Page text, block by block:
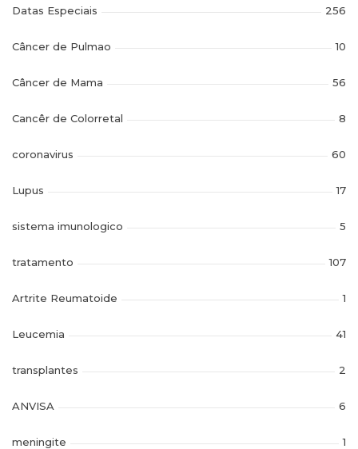
Datas Especiais 256
Câncer de Pulmao 10
Câncer de Mama 56
Cancêr de Colorretal 8
coronavirus 60
Lupus 17
sistema imunologico 5
tratamento 107
Artrite Reumatoide 1
Leucemia 41
transplantes 2
ANVISA 6
meningite 1